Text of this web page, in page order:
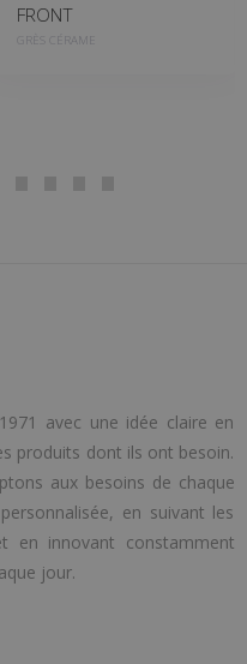
FRONT
GRÈS CÉRAME
avec une idée claire en
produits dont ils ont besoin.
aux besoins de chaque
en suivant les
en innovant constamment
jour.